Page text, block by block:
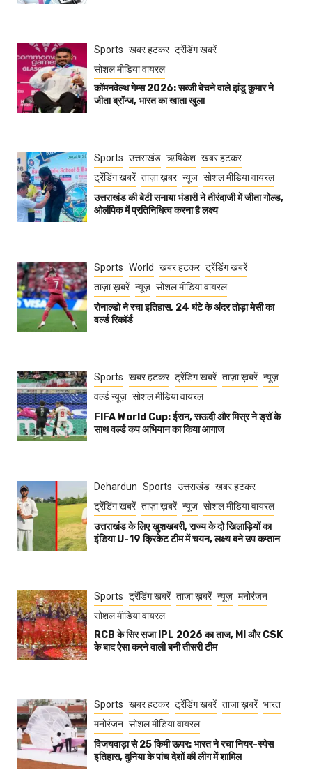
Sports खबर हटकर ट्रेंडिंग खबरें
सोशल मीडिया वायरल
कॉमनवेल्थ गेम्स 2026: सब्जी बेचने वाले झंडू कुमार ने
जीता ब्रॉन्ज, भारत का खाता खुला
Sports उत्तराखंड ऋषिकेश खबर हटकर
ट्रेंडिंग खबरें ताज़ा ख़बर न्यूज़ सोशल मीडिया वायरल
उत्तराखंड की बेटी सनाया भंडारी ने तीरंदाजी में जीता गोल्ड,
ओलंपिक में प्रतिनिधित्व करना है लक्ष्य
Sports World खबर हटकर ट्रेंडिंग खबरें
ताज़ा ख़बरें न्यूज़ सोशल मीडिया वायरल
रोनाल्डो ने रचा इतिहास, 24 घंटे के अंदर तोड़ा मेसी का
वर्ल्ड रिकॉर्ड
Sports खबर हटकर ट्रेंडिंग खबरें ताज़ा ख़बरें न्यूज़
वर्ल्ड न्यूज़ सोशल मीडिया वायरल
FIFA World Cup: ईरान, सऊदी और मिस्र ने ड्रॉ के
साथ वर्ल्ड कप अभियान का किया आगाज
Dehardun Sports उत्तराखंड खबर हटकर
ट्रेंडिंग खबरें ताज़ा ख़बरें न्यूज़ सोशल मीडिया वायरल
उत्तराखंड के लिए खुशखबरी, राज्य के दो खिलाड़ियों का
इंडिया U-19 क्रिकेट टीम में चयन, लक्ष्य बने उप कप्तान
Sports ट्रेंडिंग खबरें ताज़ा ख़बरें न्यूज़ मनोरंजन
सोशल मीडिया वायरल
RCB के सिर सजा IPL 2026 का ताज, MI और CSK
के बाद ऐसा करने वाली बनी तीसरी टीम
Sports खबर हटकर ट्रेंडिंग खबरें ताज़ा ख़बरें भारत
मनोरंजन सोशल मीडिया वायरल
विजयवाड़ा से 25 किमी ऊपर: भारत ने रचा नियर-स्पेस
इतिहास, दुनिया के पांच देशों की लीग में शामिल